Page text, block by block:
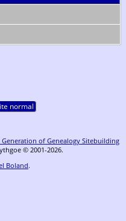
normal
Generation of Genealogy Sitebuilding
© 2001-2026.
Boland.